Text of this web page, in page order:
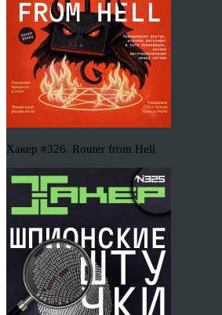
Хакер #326. Router from Hell